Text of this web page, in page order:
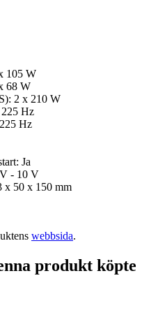
105 W
68 W
2 x 210 W
Hz
Hz
Ja
- 10 V
x 50 x 150 mm
webbsida.
produkt köpte